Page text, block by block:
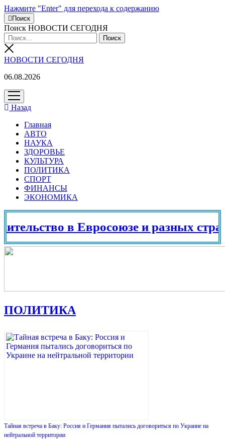
Нажмите "Enter" для перехода к содержанию
Поиск
Поиск НОВОСТИ СЕГОДНЯ
НОВОСТИ СЕГОДНЯ
06.08.2026
открыть
меню
Назад
Главная
АВТО
НАУКА
ЗДОРОВЬЕ
КУЛЬТУРА
ПОЛИТИКА
СПОРТ
ФИНАНСЫ
ЭКОНОМИКА
в Евросоюзе и разных странах
ПОЛИТИКА
Тайная встреча в Баку: Россия и Германия пытались договориться по Украине на
нейтральной территории